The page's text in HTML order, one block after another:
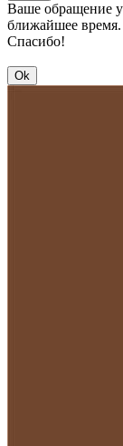
Ваше обращение
ближайшее время.
Спасибо!
Ok